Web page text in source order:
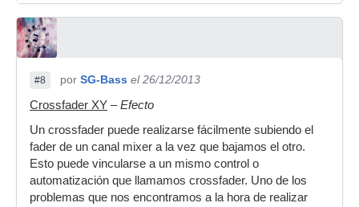
#8 por SG-Bass el 26/12/2013
Crossfader XY –Efecto
Un crossfader puede realizarse fácilmente subiendo el
fader de un canal mixer a la vez que bajamos el otro.
Esto puede vincularse a un mismo control o
automatización que llamamos crossfader. Uno de los
problemas que nos encontramos a la hora de realizar